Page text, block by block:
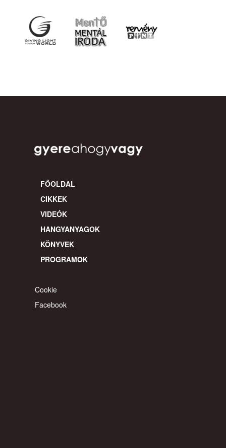
FŐOLDAL
CIKKEK
VIDEÓK
HANGYANYAGOK
KÖNYVEK
PROGRAMOK
Cookie
Facebook